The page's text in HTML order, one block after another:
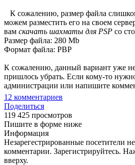
К сожалению, размер файла
можем разместить его на своем
вам скачать шахматы для PSP со
Размер файла: 280 Mb
Формат файла: PBP
К сожалению, данный вариант уже
пришлось убрать. Если кому-то
администрации или напишите
12 комментариев
Поделиться
119 425 просмотров
Пишите в форме ниже
Информация
Незарегестрированные посетители
комментарии. Зарегистрируйтесь.
вверху.